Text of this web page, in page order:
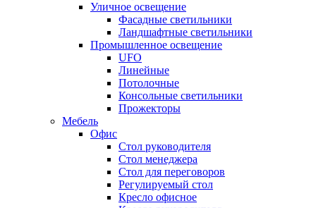
Уличное освещение
Фасадные светильники
Ландшафтные светильники
Промышленное освещение
UFO
Линейные
Потолочные
Консольные светильники
Прожекторы
Мебель
Офис
Стол руководителя
Стол менеджера
Стол для переговоров
Регулируемый стол
Кресло офисное